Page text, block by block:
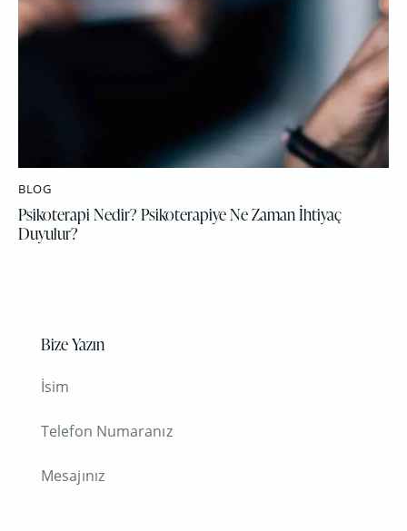
BLOG
Psikoterapi Nedir? Psikoterapiye Ne Zaman İhtiyaç
Duyulur?
Bize Yazın